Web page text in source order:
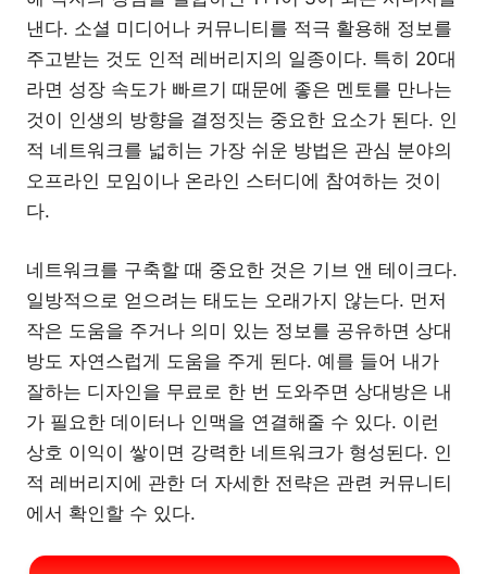
낸다. 소셜 미디어나 커뮤니티를 적극 활용해 정보를
주고받는 것도 인적 레버리지의 일종이다. 특히 20대
라면 성장 속도가 빠르기 때문에 좋은 멘토를 만나는
것이 인생의 방향을 결정짓는 중요한 요소가 된다. 인
적 네트워크를 넓히는 가장 쉬운 방법은 관심 분야의
오프라인 모임이나 온라인 스터디에 참여하는 것이
다.
네트워크를 구축할 때 중요한 것은 기브 앤 테이크다.
일방적으로 얻으려는 태도는 오래가지 않는다. 먼저
작은 도움을 주거나 의미 있는 정보를 공유하면 상대
방도 자연스럽게 도움을 주게 된다. 예를 들어 내가
잘하는 디자인을 무료로 한 번 도와주면 상대방은 내
가 필요한 데이터나 인맥을 연결해줄 수 있다. 이런
상호 이익이 쌓이면 강력한 네트워크가 형성된다. 인
적 레버리지에 관한 더 자세한 전략은 관련 커뮤니티
에서 확인할 수 있다.